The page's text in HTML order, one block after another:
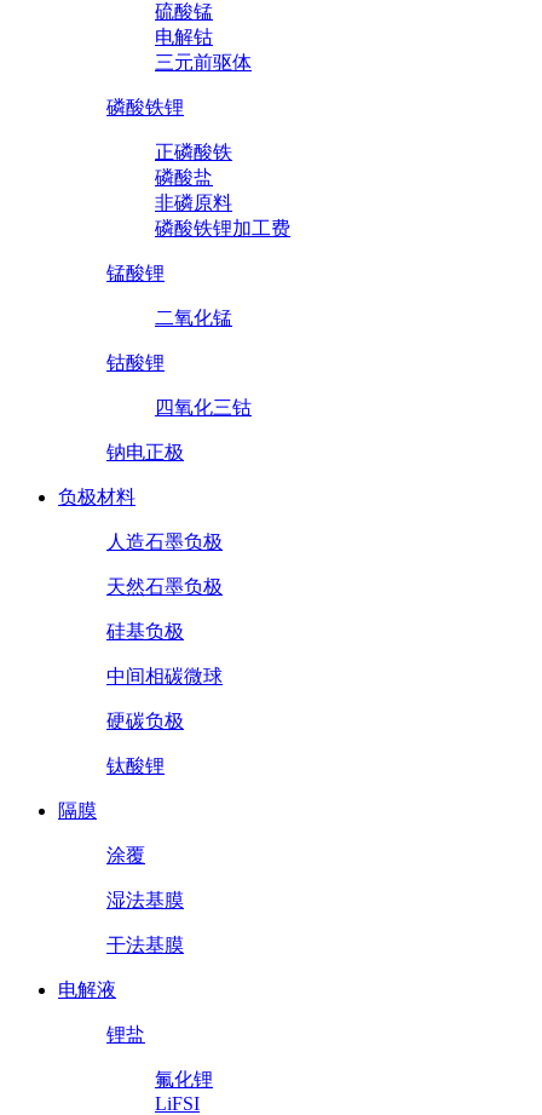
硫酸锰
电解钴
三元前驱体
磷酸铁锂
正磷酸铁
磷酸盐
非磷原料
磷酸铁锂加工费
锰酸锂
二氧化锰
钴酸锂
四氧化三钴
钠电正极
负极材料
人造石墨负极
天然石墨负极
硅基负极
中间相碳微球
硬碳负极
钛酸锂
隔膜
涂覆
湿法基膜
干法基膜
电解液
锂盐
氟化锂
LiFSI